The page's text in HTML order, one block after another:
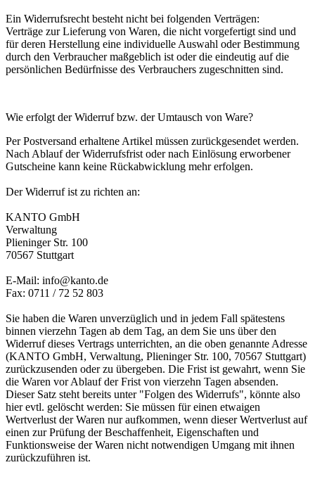
Ein Widerrufsrecht besteht nicht bei folgenden Verträgen:
Verträge zur Lieferung von Waren, die nicht vorgefertigt sind und
für deren Herstellung eine individuelle Auswahl oder Bestimmung
durch den Verbraucher maßgeblich ist oder die eindeutig auf die
persönlichen Bedürfnisse des Verbrauchers zugeschnitten sind.
Wie erfolgt der Widerruf bzw. der Umtausch von Ware?
Per Postversand erhaltene Artikel müssen zurückgesendet werden.
Nach Ablauf der Widerrufsfrist oder nach Einlösung erworbener
Gutscheine kann keine Rückabwicklung mehr erfolgen.
Der Widerruf ist zu richten an:
KANTO GmbH
Verwaltung
Plieninger Str. 100
70567 Stuttgart
E-Mail: info@kanto.de
Fax: 0711 / 72 52 803
Sie haben die Waren unverzüglich und in jedem Fall spätestens
binnen vierzehn Tagen ab dem Tag, an dem Sie uns über den
Widerruf dieses Vertrags unterrichten, an die oben genannte Adresse
(KANTO GmbH, Verwaltung, Plieninger Str. 100, 70567 Stuttgart)
zurückzusenden oder zu übergeben. Die Frist ist gewahrt, wenn Sie
die Waren vor Ablauf der Frist von vierzehn Tagen absenden.
Dieser Satz steht bereits unter "Folgen des Widerrufs", könnte also
hier evtl. gelöscht werden: Sie müssen für einen etwaigen
Wertverlust der Waren nur aufkommen, wenn dieser Wertverlust auf
einen zur Prüfung der Beschaffenheit, Eigenschaften und
Funktionsweise der Waren nicht notwendigen Umgang mit ihnen
zurückzuführen ist.